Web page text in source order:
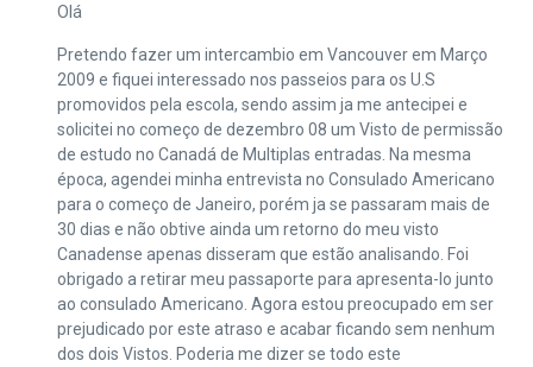
Olá
Pretendo fazer um intercambio em Vancouver em Março
2009 e fiquei interessado nos passeios para os U.S
promovidos pela escola, sendo assim ja me antecipei e
solicitei no começo de dezembro 08 um Visto de permissão
de estudo no Canadá de Multiplas entradas. Na mesma
época, agendei minha entrevista no Consulado Americano
para o começo de Janeiro, porém ja se passaram mais de
30 dias e não obtive ainda um retorno do meu visto
Canadense apenas disseram que estão analisando. Foi
obrigado a retirar meu passaporte para apresenta-lo junto
ao consulado Americano. Agora estou preocupado em ser
prejudicado por este atraso e acabar ficando sem nenhum
dos dois Vistos. Poderia me dizer se todo este